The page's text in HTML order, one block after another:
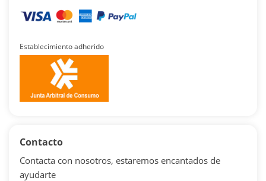
Establecimiento adherido
Contacto
Contacta con nosotros, estaremos encantados de
ayudarte